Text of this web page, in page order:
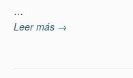
…
Leer más →